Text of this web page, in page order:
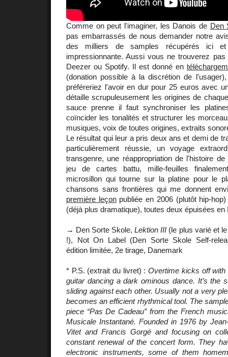
Comme on peut l'imaginer, les Danois de Den
pas embarrassés de nous demander notre
des milliers de samples récupérés ici
impressionnante. Aussi vous ne trouverez
Deezer ou Spotify. Il est donné en
(donation possible à la discrétion de
préféreriez l'avoir en dur pour 25 euros avec
détaille scrupuleusement les origines de
sauce prenne il faut synchroniser les
coïncider les tonalités et structurer les
musiques, voix de toutes origines, extraits
Le résultat qui leur a pris deux ans et demi de
particulièrement réussie, un voyage
transgenre, une réappropriation de l'histoire
jeu de cartes battu, mille-feuilles
microsillon qui tourne sur la platine pour le
chansons sans frontières qui me donnent
première leçonpubliée en 2006 (plutôt hip-
(déjà plus dramatique), toutes deux épuisées en
→ Den Sorte Skole,Lektion III (le plus varié et
!), Not On Label (Den Sorte Skole Self-
édition limitée, 2e tirage, Danemark
* P.S. (extrait du livret) :Overtime kicks off
guitar dancing a dark ominous dance. It’s the
sliding against each other. Usually not a very
becomes an efficient rhythmical tool. The
piece “Pas De Cadeau” from the French
Musicale Instantané. Founded in 1976 by
Vitet and Francis Gorgé and focusing on
constant renewal of the concert form. They
electronic instruments, some of them